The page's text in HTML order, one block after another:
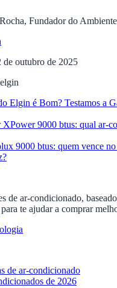
, Fundador do
de outubro de 2025
Elgin é Bom? Testamos a
9000 btus: qual ar-
9000 btus: quem vence
de ar-condicionado,
te ajudar a comprar
de ar-condicionado
de 2026